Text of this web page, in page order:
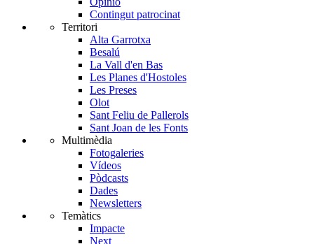
Contingut patrocinat
Territori
Alta Garrotxa
Besalú
La Vall d'en Bas
Les Planes d'Hostoles
Les Preses
Olot
Sant Feliu de Pallerols
Sant Joan de les Fonts
Multimèdia
Fotogaleries
Vídeos
Pòdcasts
Dades
Newsletters
Temàtics
Impacte
Next